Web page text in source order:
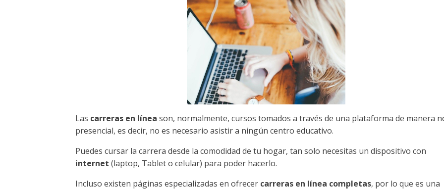
Las carreras en línea son, normalmente, cursos tomados a través de una plataforma de manera
presencial, es decir, no es necesario asistir a ningún centro educativo.
Puedes cursar la carrera desde la comodidad de tu hogar, tan solo necesitas un dispositivo con
internet (laptop, Tablet o celular) para poder hacerlo.
Incluso existen páginas especializadas en ofrecer carreras en línea completas, por lo que es una